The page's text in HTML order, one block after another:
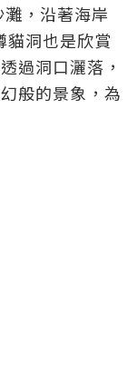
，沿著海岸
貓洞也是欣賞
過洞口灑落，
般的景象，為